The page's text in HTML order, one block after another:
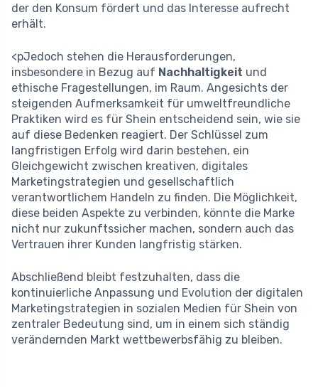
der den Konsum fördert und das Interesse aufrecht
erhält.
<pJedoch stehen die Herausforderungen,
insbesondere in Bezug auf Nachhaltigkeit und
ethische Fragestellungen, im Raum. Angesichts der
steigenden Aufmerksamkeit für umweltfreundliche
Praktiken wird es für Shein entscheidend sein, wie sie
auf diese Bedenken reagiert. Der Schlüssel zum
langfristigen Erfolg wird darin bestehen, ein
Gleichgewicht zwischen kreativen, digitales
Marketingstrategien und gesellschaftlich
verantwortlichem Handeln zu finden. Die Möglichkeit,
diese beiden Aspekte zu verbinden, könnte die Marke
nicht nur zukunftssicher machen, sondern auch das
Vertrauen ihrer Kunden langfristig stärken.
Abschließend bleibt festzuhalten, dass die
kontinuierliche Anpassung und Evolution der digitalen
Marketingstrategien in sozialen Medien für Shein von
zentraler Bedeutung sind, um in einem sich ständig
verändernden Markt wettbewerbsfähig zu bleiben.